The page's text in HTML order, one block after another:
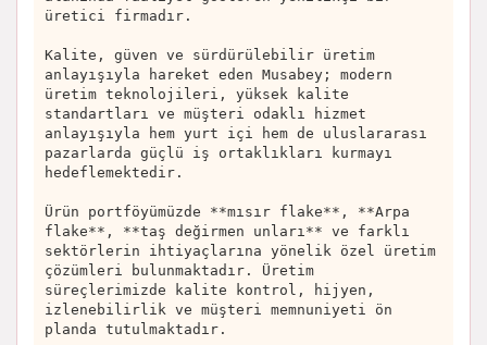
üretici firmadır.
Kalite, güven ve sürdürülebilir üretim
anlayışıyla hareket eden Musabey; modern
üretim teknolojileri, yüksek kalite
standartları ve müşteri odaklı hizmet
anlayışıyla hem yurt içi hem de uluslararası
pazarlarda güçlü iş ortaklıkları kurmayı
hedeflemektedir.
Ürün portföyümüzde **mısır flake**, **Arpa
flake**, **taş değirmen unları** ve farklı
sektörlerin ihtiyaçlarına yönelik özel üretim
çözümleri bulunmaktadır. Üretim
süreçlerimizde kalite kontrol, hijyen,
izlenebilirlik ve müşteri memnuniyeti ön
planda tutulmaktadır.